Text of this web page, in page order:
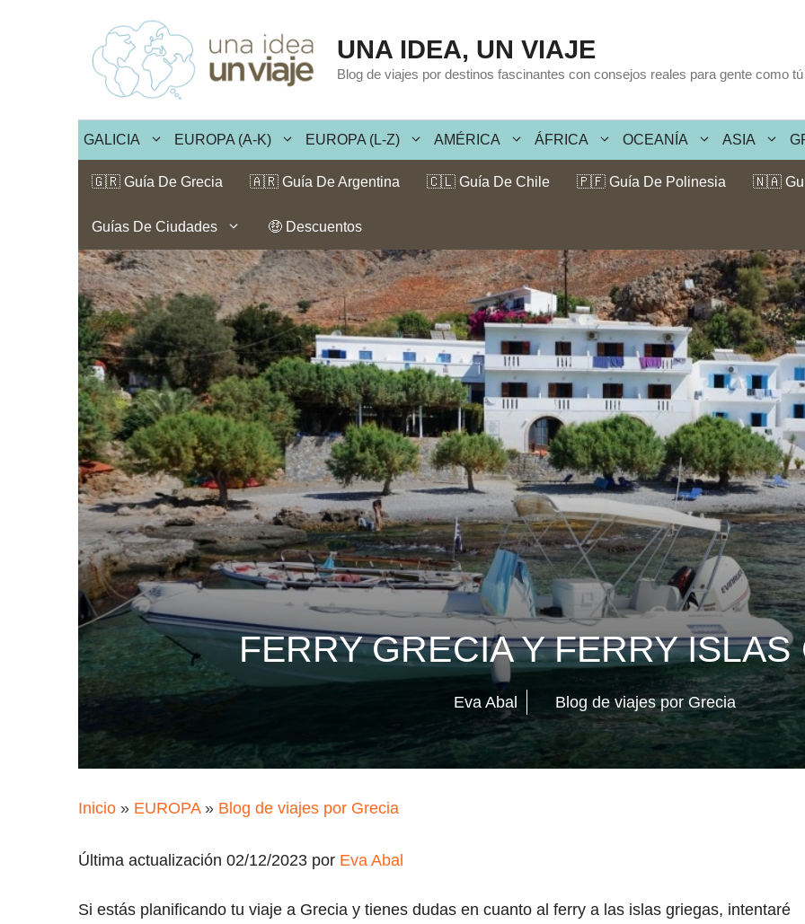
contenido
UNA IDEA, UN VIAJE
Blog de viajes por destinos fascinantes con consejos reales para gente como tú
GALICIA EUROPA (A-K) EUROPA (L-Z) AMÉRICA ÁFRICA OCEANÍA ASIA
🇬🇷 Guía De Grecia 🇦🇷 Guía De Argentina 🇨🇱 Guía De Chile 🇵🇫 Guía De Polinesia 🇳🇦
Guías De Ciudades 🤑 Descuentos
FERRY GRECIA Y FERRY ISLAS
Eva Abal Blog de viajes por Grecia
Inicio » EUROPA» Blog de viajes por Grecia
Última actualización 02/12/2023 por Eva Abal
Si estás planificando tu viaje a Grecia y tienes dudas en cuanto al ferry a las islas griegas, intentaré